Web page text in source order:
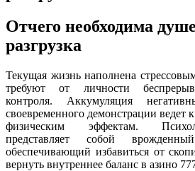
Отчего необходима
разгрузка
Текущая жизнь наполнена
требуют от личности
контроля. Аккумуляция
своевременного демонстрации ведет
физическим эффектам.
представляет собой
обеспечивающий избавиться от
вернуть внутреннее баланс в азино